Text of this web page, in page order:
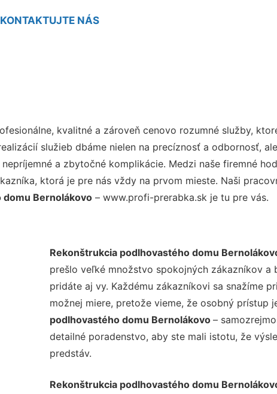
KONTAKTUJTE NÁS
kvalitné a zároveň cenovo rozumné služby,
služieb dbáme nielen na precíznosť a odbornosť,
a zbytočné komplikácie. Medzi naše firemné
ktorá je pre nás vždy na prvom mieste. Naši
Bernolákovo – www.profi-prerabka.sk je tu pre vás.
Rekonštrukcia podlhovastého domu
prešlo veľké množstvo spokojných zákazníkov a
pridáte aj vy. Každému zákazníkovi sa snažíme
možnej miere, pretože vieme, že osobný prístup
podlhovastého domu Bernolákovo –
detailné poradenstvo, aby ste mali istotu, že
predstáv.
Rekonštrukcia podlhovastého domu